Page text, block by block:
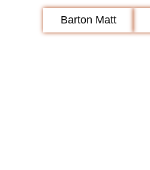
Barton Matt